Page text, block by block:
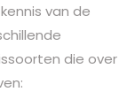
van de
die over